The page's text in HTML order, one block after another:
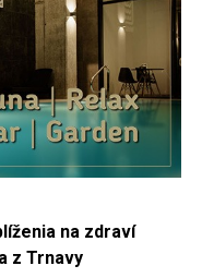
na zdraví
z Trnavy